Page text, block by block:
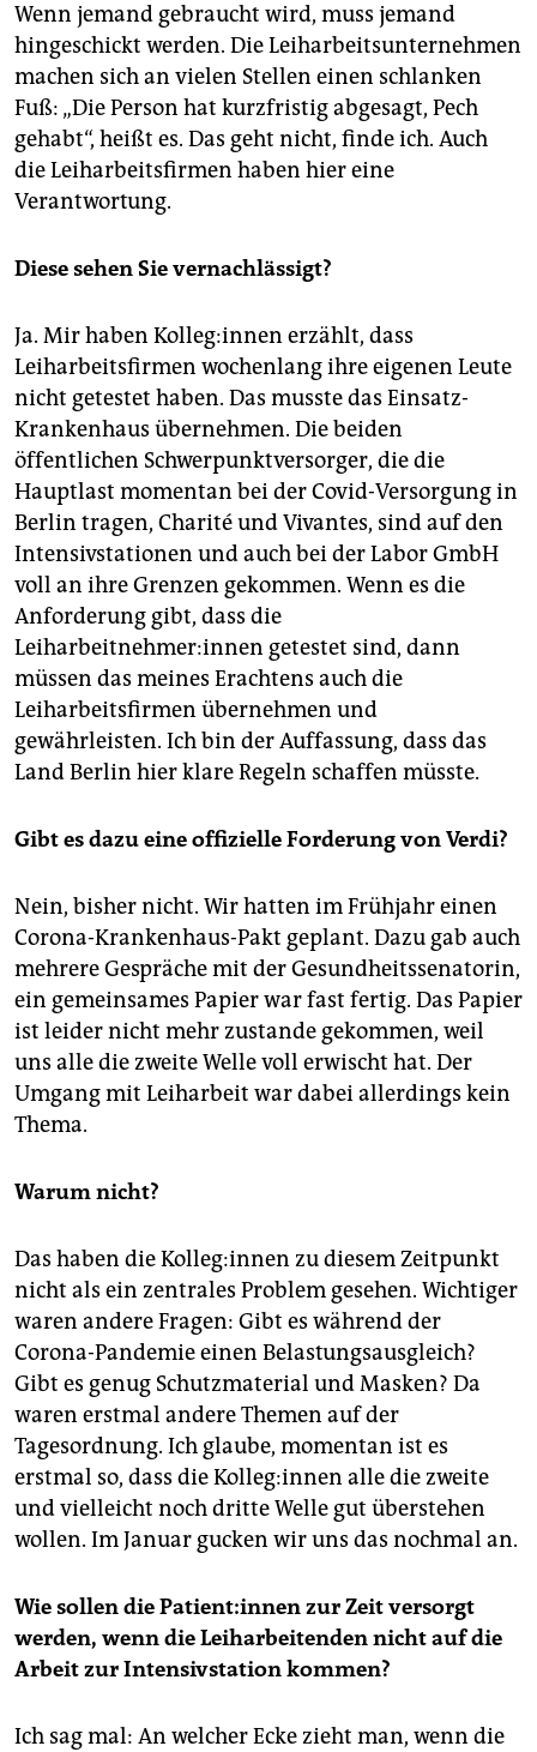
Wenn jemand gebraucht wird, muss jemand
hingeschickt werden. Die Leiharbeitsunternehmen
machen sich an vielen Stellen einen schlanken
Fuß: „Die Person hat kurzfristig abgesagt, Pech
gehabt“, heißt es. Das geht nicht, finde ich. Auch
die Leiharbeitsfirmen haben hier eine
Verantwortung.
Diese sehen Sie vernachlässigt?
Ja. Mir haben Kolleg:innen erzählt, dass
Leiharbeitsfirmen wochenlang ihre eigenen Leute
nicht getestet haben. Das musste das Einsatz-
Krankenhaus übernehmen. Die beiden
öffentlichen Schwerpunktversorger, die die
Hauptlast momentan bei der Covid-Versorgung in
Berlin tragen, Charité und Vivantes, sind auf den
Intensivstationen und auch bei der Labor GmbH
voll an ihre Grenzen gekommen. Wenn es die
Anforderung gibt, dass die
Leiharbeitnehmer:innen getestet sind, dann
müssen das meines Erachtens auch die
Leiharbeitsfirmen übernehmen und
gewährleisten. Ich bin der Auffassung, dass das
Land Berlin hier klare Regeln schaffen müsste.
Gibt es dazu eine offizielle Forderung von Verdi?
Nein, bisher nicht. Wir hatten im Frühjahr einen
Corona-Krankenhaus-Pakt geplant. Dazu gab auch
mehrere Gespräche mit der Gesundheitssenatorin,
ein gemeinsames Papier war fast fertig. Das Papier
ist leider nicht mehr zustande gekommen, weil
uns alle die zweite Welle voll erwischt hat. Der
Umgang mit Leiharbeit war dabei allerdings kein
Thema.
Warum nicht?
Das haben die Kolleg:innen zu diesem Zeitpunkt
nicht als ein zentrales Problem gesehen. Wichtiger
waren andere Fragen: Gibt es während der
Corona-Pandemie einen Belastungsausgleich?
Gibt es genug Schutzmaterial und Masken? Da
waren erstmal andere Themen auf der
Tagesordnung. Ich glaube, momentan ist es
erstmal so, dass die Kolleg:innen alle die zweite
und vielleicht noch dritte Welle gut überstehen
wollen. Im Januar gucken wir uns das nochmal an.
Wie sollen die Patient:innen zur Zeit versorgt
werden, wenn die Leiharbeitenden nicht auf die
Arbeit zur Intensivstation kommen?
Ich sag mal: An welcher Ecke zieht man, wenn die